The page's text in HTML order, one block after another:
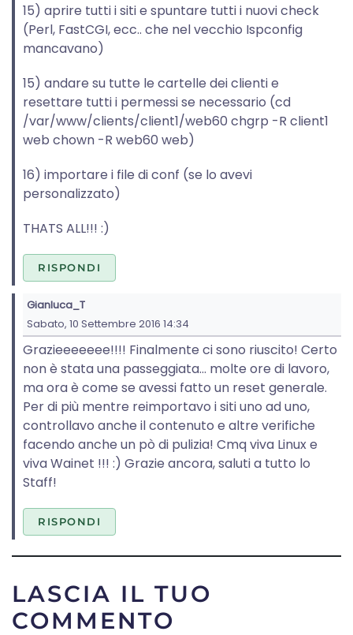
15) aprire tutti i siti e spuntare tutti i nuovi check
(Perl, FastCGI, ecc.. che nel vecchio Ispconfig
mancavano)
15) andare su tutte le cartelle dei clienti e
resettare tutti i permessi se necessario (cd
/var/www/clients/client1/web60 chgrp -R client1
web chown -R web60 web)
16) importare i file di conf (se lo avevi
personalizzato)
THATS ALL!!! :)
RISPONDI
Gianluca_T
Sabato, 10 Settembre 2016 14:34
Grazieeeeeee!!!! Finalmente ci sono riuscito! Certo
non è stata una passeggiata... molte ore di lavoro,
ma ora è come se avessi fatto un reset generale.
Per di più mentre reimportavo i siti uno ad uno,
controllavo anche il contenuto e altre verifiche
facendo anche un pò di pulizia! Cmq viva Linux e
viva Wainet !!! :) Grazie ancora, saluti a tutto lo
Staff!
RISPONDI
LASCIA IL TUO
COMMENTO